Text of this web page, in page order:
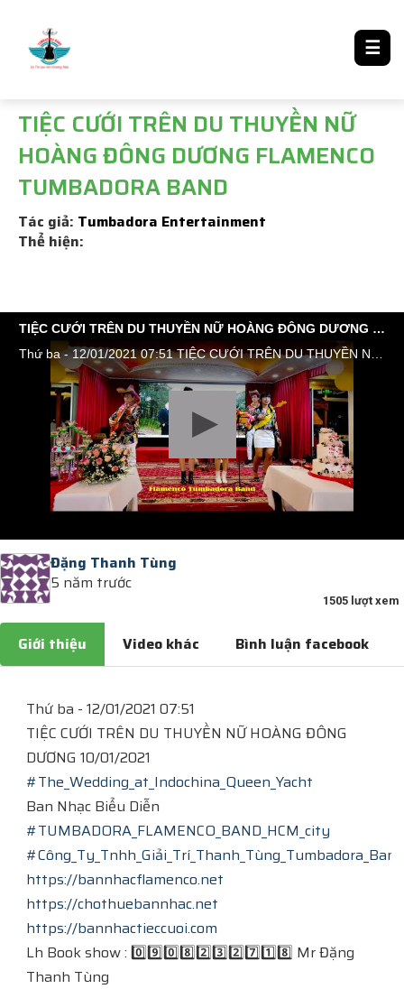
☰
TIỆC CƯỚI TRÊN DU THUYỀN NỮ
HOÀNG ĐÔNG DƯƠNG FLAMENCO
TUMBADORA BAND
Tác giả: Tumbadora Entertainment
Thể hiện:
TIỆC CƯỚI TRÊN DU THUYỀN NỮ HOÀNG ĐÔNG DƯƠNG FLAMENCO TUMBADORA BAND
Đặng Thanh Tùng
5 năm trước
1505 lượt xem
Giới thiệu Video khác Bình luận facebook
Thứ ba - 12/01/2021 07:51
TIỆC CƯỚI TRÊN DU THUYỀN NỮ HOÀNG ĐÔNG
DƯƠNG 10/01/2021
#The_Wedding_at_Indochina_Queen_Yacht
Ban Nhạc Biểu Diễn
#TUMBADORA_FLAMENCO_BAND_HCM_city
#Công_Ty_Tnhh_Giải_Trí_Thanh_Tùng_Tumbadora_Band
https://bannhacflamenco.net
https://chothuebannhac.net
https://bannhactieccuoi.com
Lh Book show : 0️⃣9️⃣0️⃣8️⃣2️⃣3️⃣2️⃣7️⃣1️⃣8️⃣ Mr Đặng
Thanh Tùng